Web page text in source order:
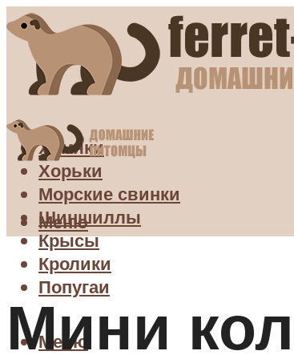
Хомяки
Хорьки
Морские свинки
Шиншиллы
Крысы
Кролики
Попугаи
Меню
Меню
Мини